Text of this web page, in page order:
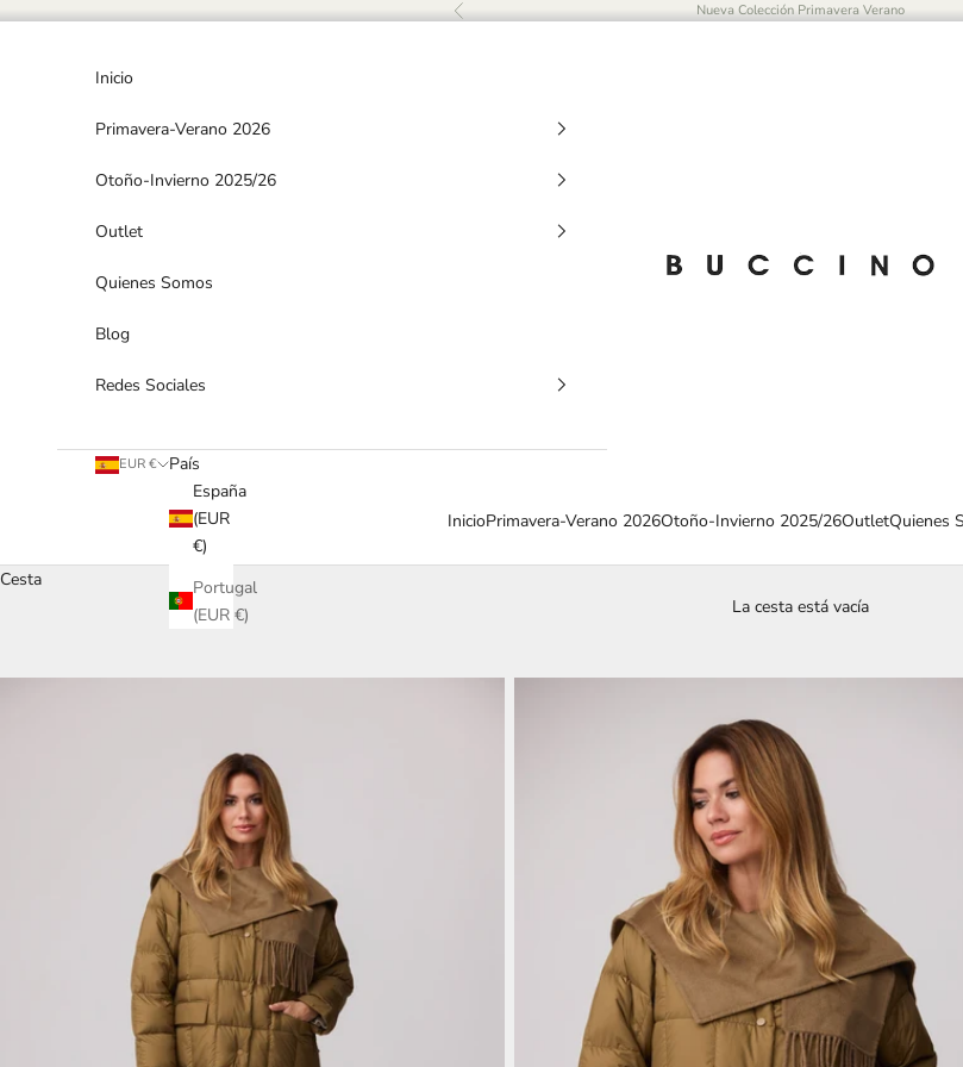
Ir al contenido Anterior Nueva Colección Primavera Verano
InicioPrimavera-Verano 2026Otoño-Invierno 2025/26OutletQuienes
Inicio
Primavera-Verano 2026
Otoño-Invierno 2025/26
Outlet
Quienes Somos
Blog
Redes Sociales
EUR €
País
España
(EUR
€)
Portugal
(EUR €)
Cesta
La cesta está vacía